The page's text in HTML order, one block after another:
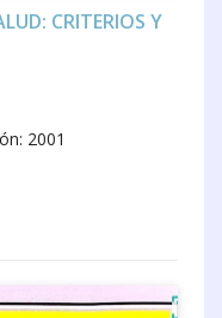
CRITERIOS Y
2001